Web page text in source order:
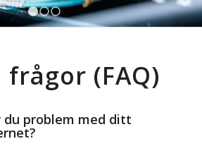
1 2 3
(FAQ)
du problem med ditt